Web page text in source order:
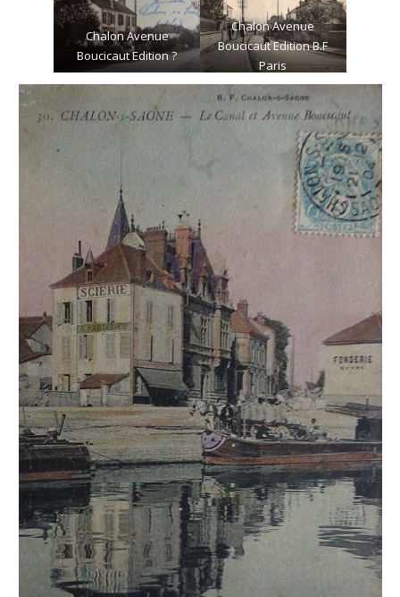
Chalon Avenue
Boucicaut Edition ?
Chalon Avenue
Boucicaut Edition B.F
Paris